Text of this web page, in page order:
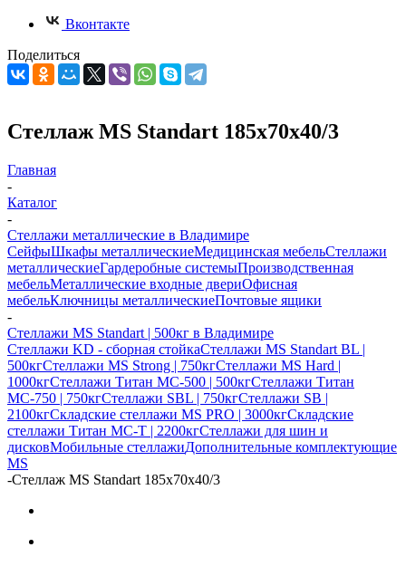
Вконтакте
Поделиться
Стеллаж MS Standart 185x70x40/3
Главная
-
Каталог
-
Стеллажи металлические в Владимире
СейфыШкафы металлическиеМедицинская мебельСтеллажи
металлическиеГардеробные системыПроизводственная
мебельМеталлические входные двериОфисная
мебельКлючницы металлическиеПочтовые ящики
-
Стеллажи MS Standart | 500кг в Владимире
Стеллажи KD - сборная стойкаСтеллажи MS Standart BL |
500кгСтеллажи MS Strong | 750кгСтеллажи MS Hard |
1000кгСтеллажи Титан МС-500 | 500кгСтеллажи Титан
МС-750 | 750кгСтеллажи SBL | 750кгСтеллажи SB |
2100кгСкладские стеллажи MS PRO | 3000кгСкладские
стеллажи Титан МС-Т | 2200кгСтеллажи для шин и
дисковМобильные стеллажиДополнительные комплектующие
MS
-Стеллаж MS Standart 185x70x40/3